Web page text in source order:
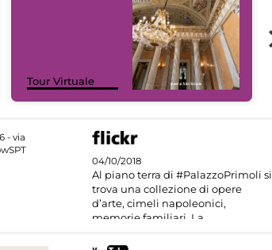
Tour Virtuale
04/10/2018
Al piano terra di #PalazzoPrimoli si
trova una collezione di opere
d’arte, cimeli napoleonici,
memorie familiari. La